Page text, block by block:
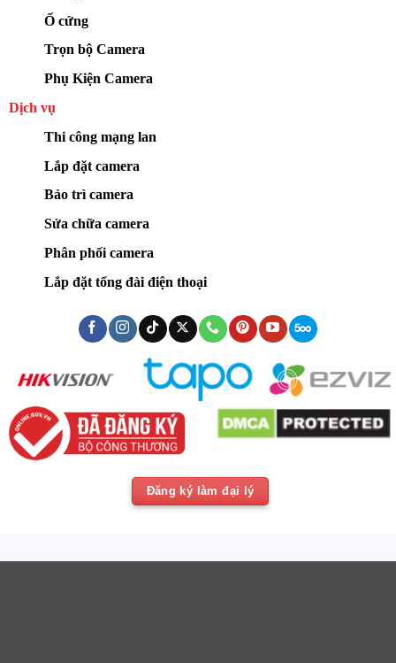
Ổ cứng
Trọn bộ Camera
Phụ Kiện Camera
Dịch vụ
Thi công mạng lan
Lắp đặt camera
Bảo trì camera
Sửa chữa camera
Phân phối camera
Lắp đặt tổng đài điện thoại
Đăng ký làm đại lý